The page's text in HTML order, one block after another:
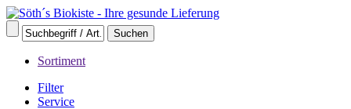
Sortiment
Filter
Service